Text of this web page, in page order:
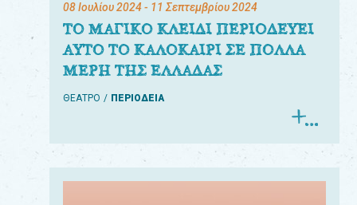
08 Ιουλίου 2024- 11 Σεπτεμβρίου 2024
ΤΟ ΜΑΓΙΚΟ ΚΛΕΙΔΙ ΠΕΡΙΟΔΕΥΕΙ
ΑΥΤΟ ΤΟ ΚΑΛΟΚΑΙΡΙ ΣΕ ΠΟΛΛΑ
ΜΕΡΗ ΤΗΣ ΕΛΛΑΔΑΣ
ΘΕΑΤΡΟ ΠΕΡΙΟΔΕΙΑ